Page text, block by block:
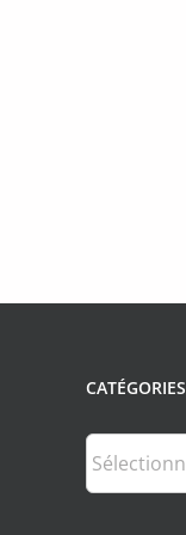
CATÉGORIES
Catégories